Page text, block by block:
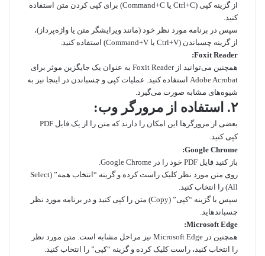
از گزینه کپی (Ctrl+C یا Command+C) برای کپی کردن متن استفاده
کنید.
سپس در برنامه مورد نظر خود (مانند ویرایشگر متن یا واژه‌پرداز)،
از گزینه چسباندن (Ctrl+V یا Command+V) استفاده کنید.
Foxit Reader:
همچنین می‌توانید از Foxit Reader به عنوان یک جایگزین موثر برای
Adobe Acrobat استفاده کنید. عملیات کپی و چسباندن در اینجا نیز به
شیوه‌های مشابه صورت می‌گیرد.
۲. استفاده از مرورگر وب:
بعضی از مرورگرها این امکان را دارند که متن را از یک فایل PDF
کپی کنید.
Google Chrome:
باز کنید فایل PDF خود را در Google Chrome.
روی متن مورد نظر کلیک راست کرده و گزینه “انتخاب همه” (Select
All) را انتخاب کنید.
سپس با گزینه “کپی” (Copy) متن را کپی کنید و در برنامه مورد نظر
چسباندهاید.
Microsoft Edge:
همچنین در Microsoft Edge نیز مراحل مشابه است. متن مورد نظر
را انتخاب کنید، راست کلیک کرده و گزینه “کپی” را انتخاب کنید.